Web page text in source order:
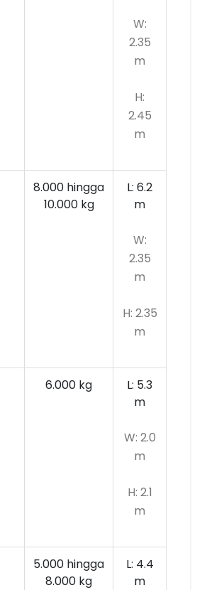
W:
2.35
m
H:
2.45
m
8.000 hingga
10.000 kg
L: 6.2
m
W:
2.35
m
H: 2.35
m
6.000 kg
L: 5.3
m
W: 2.0
m
H: 2.1
m
5.000 hingga
8.000 kg
L: 4.4
m